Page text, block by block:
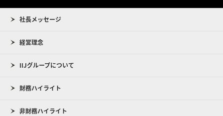
社長メッセージ
経営理念
IIJグループについて
財務ハイライト
非財務ハイライト